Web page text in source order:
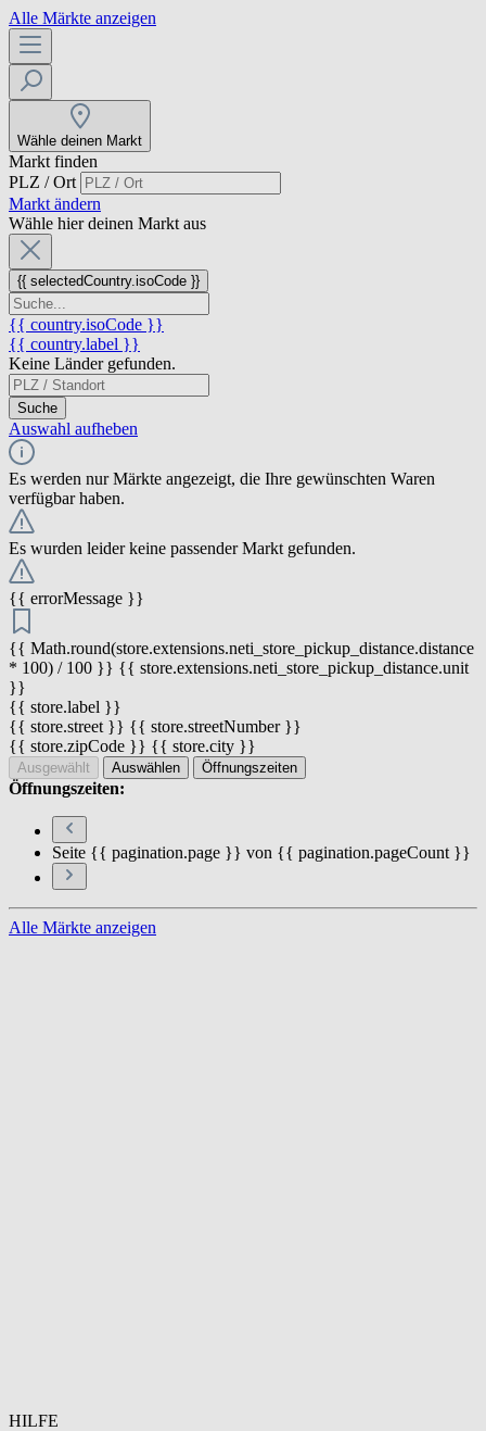
Alle Märkte anzeigen
Wähle deinen Markt
Markt finden
PLZ / Ort
Markt ändern
Wähle hier deinen Markt aus
{{ selectedCountry.isoCode }}
{{ country.isoCode }}
{{ country.label }}
Keine Länder gefunden.
Suche
Auswahl aufheben
Es werden nur Märkte angezeigt, die Ihre gewünschten Waren
verfügbar haben.
Es wurden leider keine passender Markt gefunden.
{{ errorMessage }}
{{ Math.round(store.extensions.neti_store_pickup_distance.distance
* 100) / 100 }} {{ store.extensions.neti_store_pickup_distance.unit
}}
{{ store.label }}
{{ store.street }} {{ store.streetNumber }}
{{ store.zipCode }} {{ store.city }}
Ausgewählt Auswählen Öffnungszeiten
Öffnungszeiten:
Seite {{ pagination.page }} von {{ pagination.pageCount }}
Alle Märkte anzeigen
HILFE